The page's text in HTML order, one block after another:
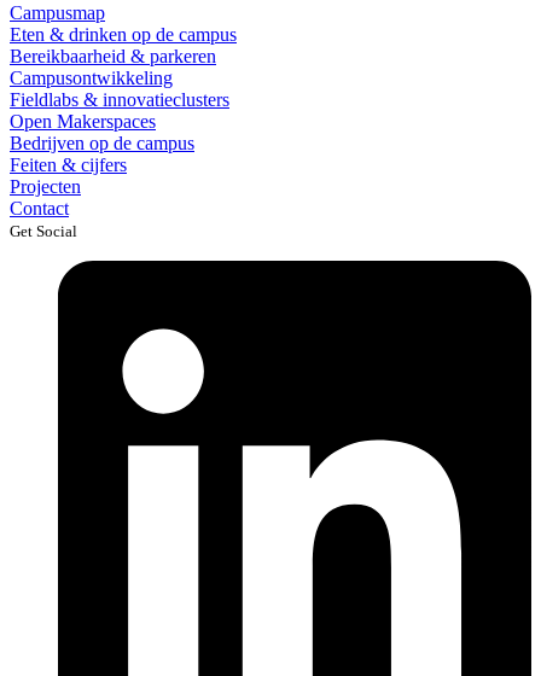
Campusmap
Eten & drinken op de campus
Bereikbaarheid & parkeren
Campusontwikkeling
Fieldlabs & innovatieclusters
Open Makerspaces
Bedrijven op de campus
Feiten & cijfers
Projecten
Contact
Get Social